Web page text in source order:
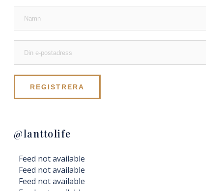
@lanttolife
Feed not available
Feed not available
Feed not available